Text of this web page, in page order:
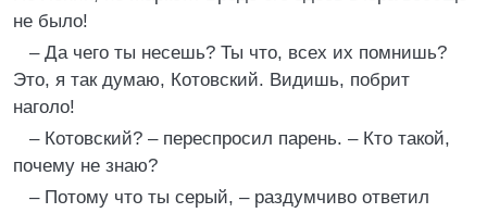
не было!
– Да чего ты несешь? Ты что, всех их помнишь?
Это, я так думаю, Котовский. Видишь, побрит
наголо!
– Котовский? – переспросил парень. – Кто такой,
почему не знаю?
– Потому что ты серый, – раздумчиво ответил